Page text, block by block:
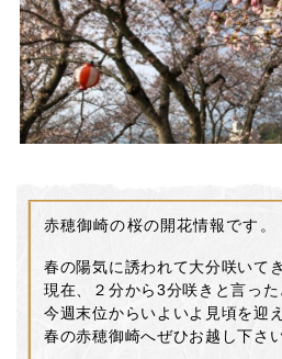
赤穂御崎の桜の開花情報です。
春の陽気に誘われて大分咲いて
現在、２分から3分咲きと言った
今週末位からいよいよ見頃を迎
春の赤穂御崎へぜひお越し下さ